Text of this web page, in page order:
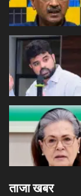
ताजा खबर